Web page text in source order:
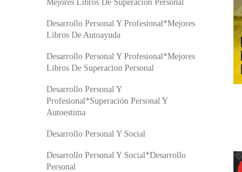
Mejores Libros De Superacion Personal
Desarrollo Personal Y Profesional*Mejores
Libros De Autoayuda
Desarrollo Personal Y Profesional*Mejores
Libros De Superacion Personal
Desarrollo Personal Y
Profesional*Superación Personal Y
Autoestima
Desarrollo Personal Y Social
Desarrollo Personal Y Social*Desarrollo
Personal